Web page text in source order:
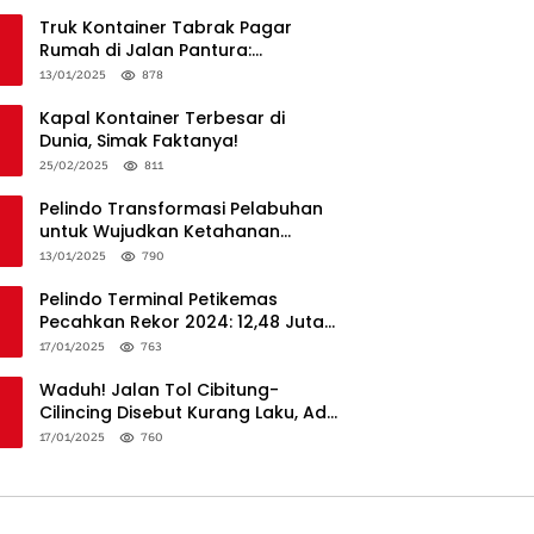
Truk Kontainer Tabrak Pagar
Rumah di Jalan Pantura:
Kronologi dan Langkah
13/01/2025 878
Kapal Kontainer Terbesar di
Dunia, Simak Faktanya!
25/02/2025 811
Pelindo Transformasi Pelabuhan
untuk Wujudkan Ketahanan
Logistik dan Daya Saing Global
13/01/2025 790
Pelindo Terminal Petikemas
Pecahkan Rekor 2024: 12,48 Juta
TEUs, Bukti Keunggulan Logistik
17/01/2025 763
Waduh! Jalan Tol Cibitung-
Cilincing Disebut Kurang Laku, Ada
Apa?
17/01/2025 760